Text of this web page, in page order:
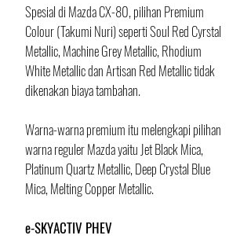
Spesial di Mazda CX-80, pilihan Premium
Colour (Takumi Nuri) seperti Soul Red Cyrstal
Metallic, Machine Grey Metallic, Rhodium
White Metallic dan Artisan Red Metallic tidak
dikenakan biaya tambahan.
Warna-warna premium itu melengkapi pilihan
warna reguler Mazda yaitu Jet Black Mica,
Platinum Quartz Metallic, Deep Crystal Blue
Mica, Melting Copper Metallic.
e-SKYACTIV PHEV